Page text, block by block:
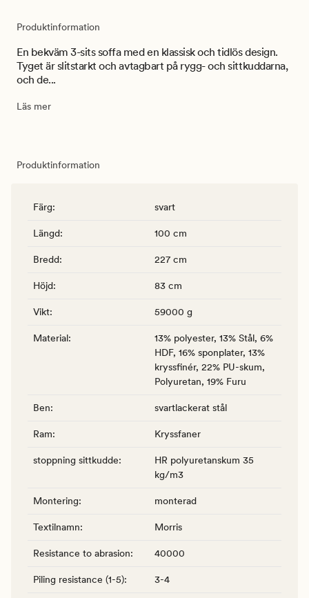
Produktinformation
En bekväm 3-sits soffa med en klassisk och tidlös design.
Tyget är slitstarkt och avtagbart på rygg- och sittkuddarna,
och de...
Läs mer
Produktinformation
Färg: svart
Längd: 100 cm
Bredd: 227 cm
Höjd: 83 cm
Vikt: 59000 g
Material:
13% polyester, 13% Stål, 6%
HDF, 16% sponplater, 13%
kryssfinér, 22% PU-skum,
Polyuretan, 19% Furu
Ben: svartlackerat stål
Ram: Kryssfaner
stoppning sittkudde:
HR polyuretanskum 35
kg/m3
Montering: monterad
Textilnamn: Morris
Resistance to abrasion: 40000
Piling resistance (1-5): 3-4